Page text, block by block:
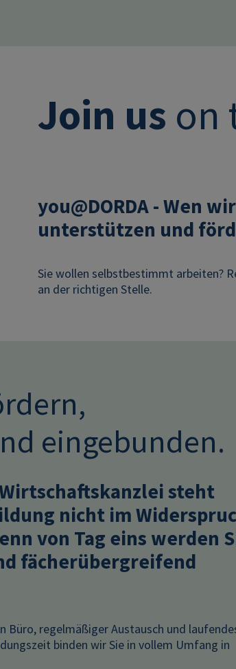
Join us on
you@DORDA - Wen
unterstützen und
Sie wollen selbstbestimmt arbeiten?
an der richtigen Stelle.
eingebunden.
steht
nicht im
von Tag eins werden
fächerübergreifend
Büro, regelmäßiger Austausch und
binden wir Sie in vollem Umfang in